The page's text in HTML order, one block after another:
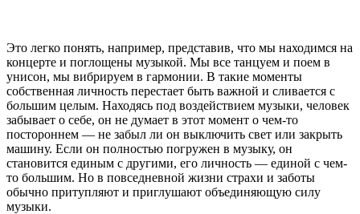
Это легко понять, например, представив, что мы находимся на
концерте и поглощены музыкой. Мы все танцуем и поем в
унисон, мы вибрируем в гармонии. В такие моменты
собственная личность перестает быть важной и сливается с
большим целым. Находясь под воздействием музыки, человек
забывает о себе, он не думает в этот момент о чем-то
постороннем — не забыл ли он выключить свет или закрыть
машину. Если он полностью погружен в музыку, он
становится единым с другими, его личность — единой с чем-
то большим. Но в повседневной жизни страхи и заботы
обычно притупляют и приглушают объединяющую силу
музыки.